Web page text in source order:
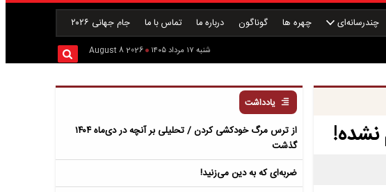
چندرسانه‌ای چهره ها گوناگون درباره ما تماس با ما جام جهانی ۲۰۲۶
شنبه ۱۷ مرداد ۱۴۰۵ 2026 August 8
نشده!
یادداشت
از ترس مرگ خودکشی کردن / تحلیلی بر آنچه در دی‌ماه ۱۴۰۴
گذشت
ضربه‌ای که به دین می‌زنید!